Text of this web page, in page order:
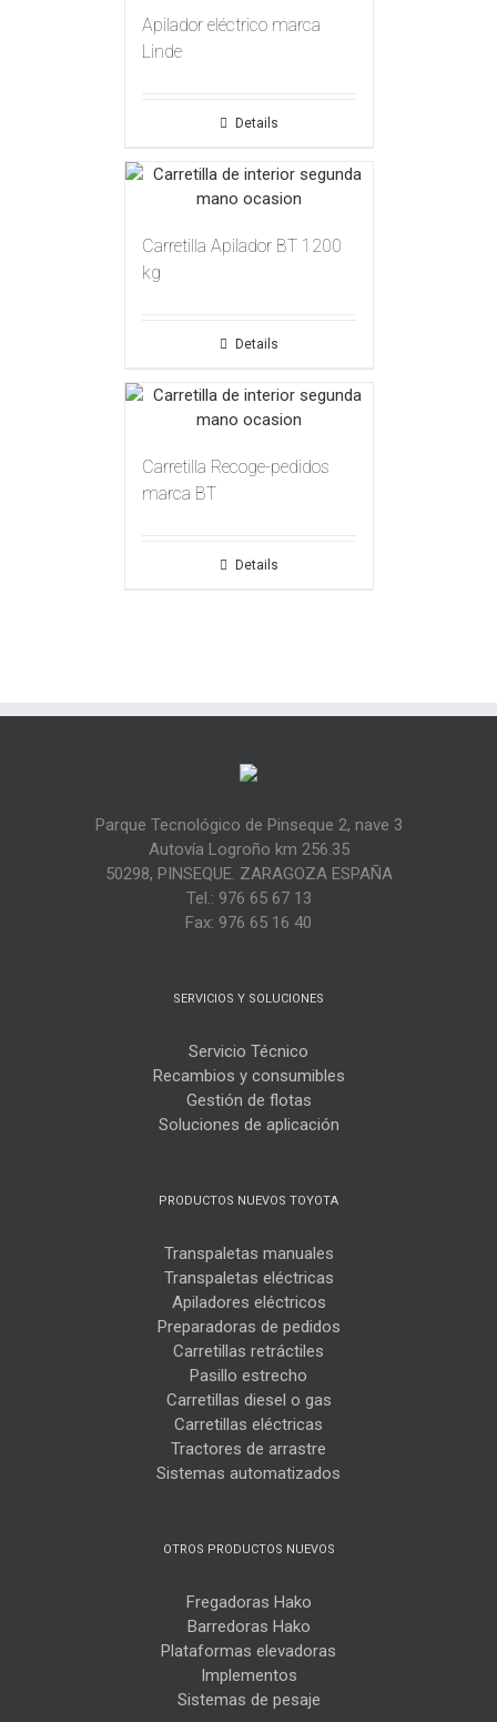
Apilador eléctrico marca
Linde
Details
Carretilla Apilador BT 1200
kg
Details
Carretilla Recoge-pedidos
marca BT
Details
Parque Tecnológico de Pinseque 2, nave 3
Autovía Logroño km 256.35
50298, PINSEQUE. ZARAGOZA ESPAÑA
Tel.: 976 65 67 13
Fax: 976 65 16 40
SERVICIOS Y SOLUCIONES
Servicio Técnico
Recambios y consumibles
Gestión de flotas
Soluciones de aplicación
PRODUCTOS NUEVOS TOYOTA
Transpaletas manuales
Transpaletas eléctricas
Apiladores eléctricos
Preparadoras de pedidos
Carretillas retráctiles
Pasillo estrecho
Carretillas diesel o gas
Carretillas eléctricas
Tractores de arrastre
Sistemas automatizados
OTROS PRODUCTOS NUEVOS
Fregadoras Hako
Barredoras Hako
Plataformas elevadoras
Implementos
Sistemas de pesaje